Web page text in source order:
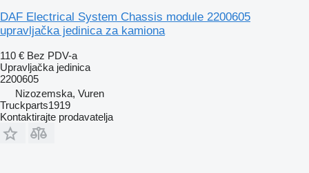
DAF Electrical System Chassis module 2200605
upravljačka jedinica za kamiona
110 € Bez PDV-a
Upravljačka jedinica
2200605
Nizozemska, Vuren
Truckparts1919
Kontaktirajte prodavatelja